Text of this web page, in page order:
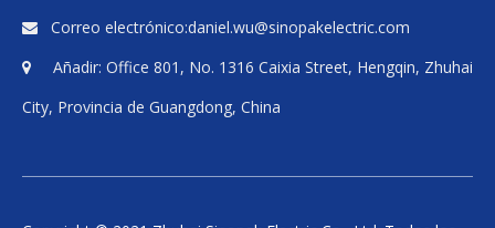
 Correo electrónico:daniel.wu@sinopakelectric.com
 Añadir: Office 801, No. 1316 Caixia Street, Hengqin, Zhuhai
City, Provincia de Guangdong, China